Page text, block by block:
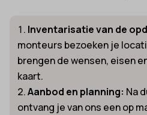
Inventarisatie van de
monteurs bezoeken je
brengen de wensen, eisen
kaart.
Aanbod en planning: Na
ontvang je van ons een op